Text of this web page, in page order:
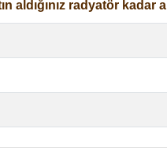
aldığınız radyatör kadar